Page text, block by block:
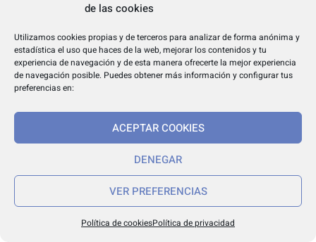
de las cookies
Utilizamos cookies propias y de terceros para analizar de forma anónima y
estadística el uso que haces de la web, mejorar los contenidos y tu
experiencia de navegación y de esta manera ofrecerte la mejor experiencia
de navegación posible. Puedes obtener más información y configurar tus
preferencias en:
ACEPTAR COOKIES
DENEGAR
VER PREFERENCIAS
Política de cookiesPolítica de privacidad
redactado como sigue:
«1. En el marco de la legislación básica estatal, el Consejo
de Gobierno establecerá reglamentariamente los valores
límite, niveles genéricos de referencia u otras
protección del medio ambiente, la seguridad y salud de las
personas, aplicables a los residuos, ruidos, vertidos,
emisiones, suelos y cualesquiera otras formas de
contaminación.
El expediente de aprobación o modificación del reglamento
deberá contener la adecuada justificación técnica.»
Seis. Se modifica el apartado d) del artículo 12, quedando